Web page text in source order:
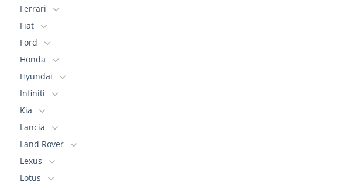
Ferrari
Fiat
Ford
Honda
Hyundai
Infiniti
Kia
Lancia
Land Rover
Lexus
Lotus